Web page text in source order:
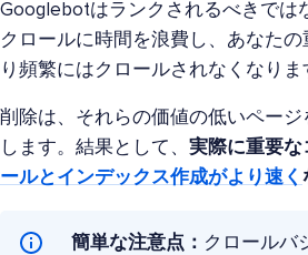
Googlebotはランクされるべきでは
クロールに時間を浪費し、あなたの
り頻繁にはクロールされなくなりま
削除は、それらの価値の低いペー
します。結果として、 実際に重要な
ールとインデックス作成がより速く
簡単な注意点： クロールバ